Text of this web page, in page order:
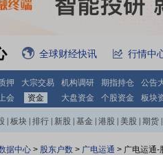
全球财经快讯 行情中
押 大宗交易 机构调研 期指持仓
公告
会 资金 大盘资金 个股资金 板块
板块 排行 新股 基金 港股 美股 期货
据中心 > 股东户数 > 广电运通 > 广电运通-